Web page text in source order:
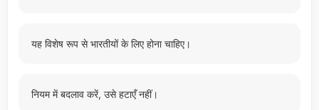
यह विशेष रूप से भारतीयों के लिए होना चाहिए।
नियम में बदलाव करें, उसे हटाएँ नहीं।